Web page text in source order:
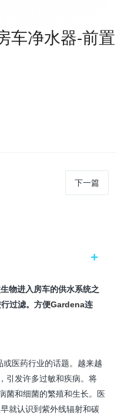
净水器-前置
下一篇
物进入房车的供水系统之
过滤。方便Gardena连
医药行业的话题。越来越
引发许多过敏和疾病。将
菌和细菌的繁殖和生长。医
就认识到紫外线辐射和碳